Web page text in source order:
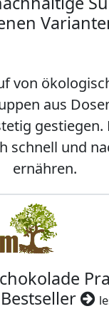
von
aus
gestiegen.
schnell und
ernähren.